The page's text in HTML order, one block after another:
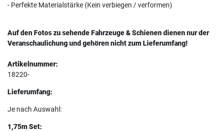
- Perfekte Materialstärke (Kein verbiegen / verformen)
Auf den Fotos zu sehende Fahrzeuge & Schienen dienen nur der
Veranschaulichung und gehören nicht zum Lieferumfang!
Artikelnummer:
18220-
Lieferumfang:
Je nach Auswahl:
1,75m Set: